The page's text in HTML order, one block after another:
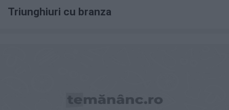
Triunghiuri cu branza